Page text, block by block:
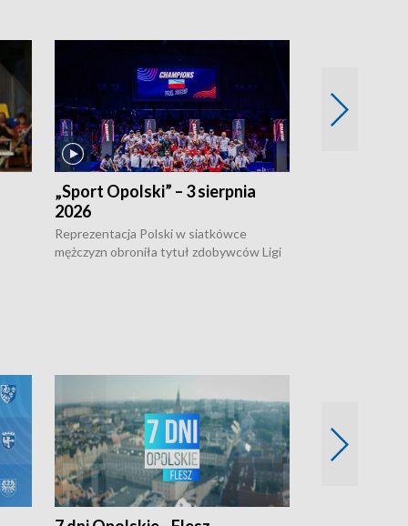
„Sport Opolski” – 3 sierpnia
2026
Reprezentacja Polski w siatkówce
mężczyzn obroniła tytuł zdobywców Ligi